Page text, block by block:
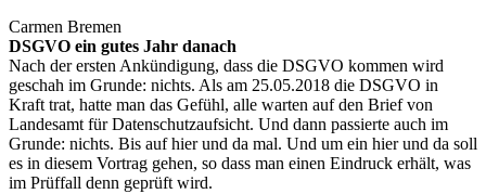
Carmen Bremen
DSGVO ein gutes Jahr danach
Nach der ersten Ankündigung, dass die DSGVO kommen wird
geschah im Grunde: nichts. Als am 25.05.2018 die DSGVO in
Kraft trat, hatte man das Gefühl, alle warten auf den Brief von
Landesamt für Datenschutzaufsicht. Und dann passierte auch im
Grunde: nichts. Bis auf hier und da mal. Und um ein hier und da soll
es in diesem Vortrag gehen, so dass man einen Eindruck erhält, was
im Prüffall denn geprüft wird.